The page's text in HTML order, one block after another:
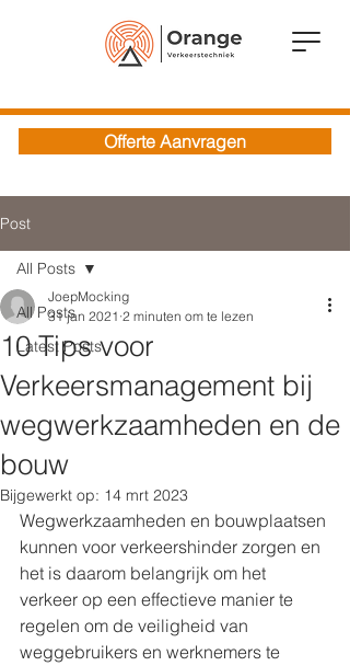
Offerte Aanvragen
Post
All Posts
Latest Posts
All Posts
10 Tips voor
Verkeersmanagement bij
wegwerkzaamheden en de
bouw
JoepMocking
31 jan 2021 2 minuten om te lezen
Bijgewerkt op: 14 mrt 2023
Wegwerkzaamheden en bouwplaatsen
kunnen voor verkeershinder zorgen en
het is daarom belangrijk om het
verkeer op een effectieve manier te
regelen om de veiligheid van
weggebruikers en werknemers te